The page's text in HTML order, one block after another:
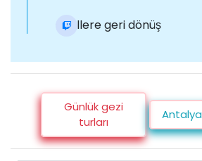
Otellere geri dönüş
Günlük gezi
turları
Antalya